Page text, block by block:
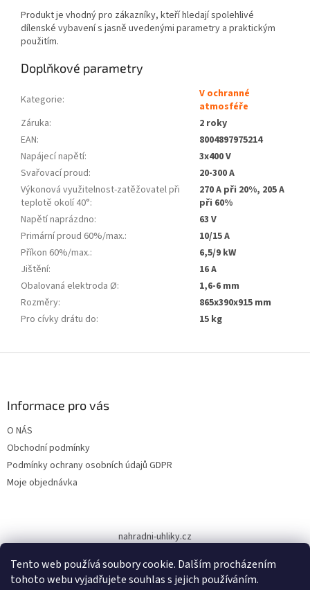
Tento web používá soubory cookie. Dalším procházením
tohoto webu vyjadřujete souhlas s jejich používáním.
Produkt je vhodný pro zákazníky, kteří hledají spolehlivé
dílenské vybavení s jasně uvedenými parametry a praktickým
použitím.
Doplňkové parametry
Kategorie:
V ochranné
atmosféře
Záruka:
2 roky
EAN:
8004897975214
Napájecí napětí:
3x400 V
Svařovací proud:
20-300 A
Výkonová využitelnost-zatěžovatel při
teplotě okolí 40°:
270 A při 20%, 205 A
při 60%
Napětí naprázdno:
63 V
Primární proud 60%/max.:
10/15 A
Příkon 60%/max.:
6,5/9 kW
Jištění:
16 A
Obalovaná elektroda Ø:
1,6-6 mm
Rozměry:
865x390x915 mm
Pro cívky drátu do: 15 kg
Informace pro vás
O NÁS
Obchodní podmínky
Podmínky ochrany osobních údajů GDPR
Moje objednávka
nahradni-uhliky.cz